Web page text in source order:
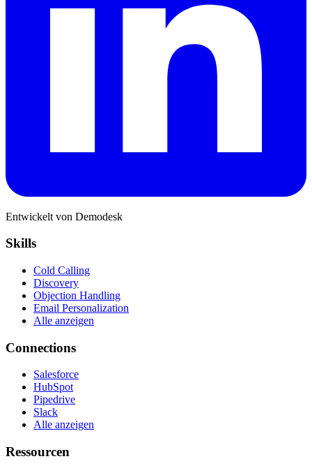
Entwickelt von Demodesk
Skills
Cold Calling
Discovery
Objection Handling
Email Personalization
Alle anzeigen
Connections
Salesforce
HubSpot
Pipedrive
Slack
Alle anzeigen
Ressourcen